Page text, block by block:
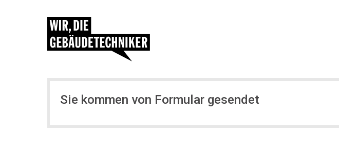
Sie kommen von Formular gesendet